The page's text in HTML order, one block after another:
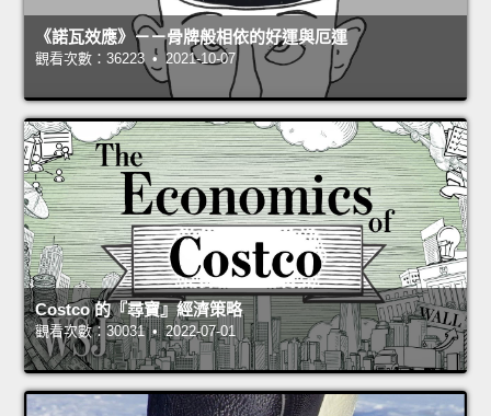
《諾瓦效應》－－骨牌般相依的好運與厄運
觀看次數：36223 • 2021-10-07
Costco 的『尋寶』經濟策略
觀看次數：30031 • 2022-07-01